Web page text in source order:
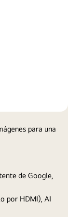
para una
de Google,
por HDMI), AI